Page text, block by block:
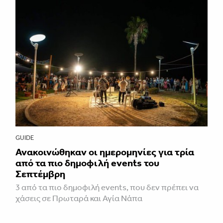
GUIDE
Ανακοινώθηκαν οι ημερομηνίες για τρία
από τα πιο δημοφιλή events του
Σεπτέμβρη
3 από τα πιο δημοφιλή events, που δεν πρέπει να
χάσεις σε Πρωταρά και Αγία Νάπα